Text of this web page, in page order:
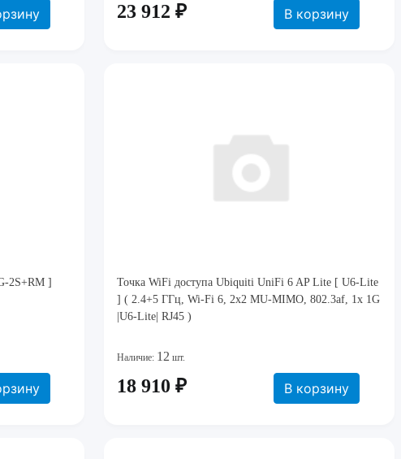
23 912 ₽ В корзину
2S+RM ]
Точка WiFi доступа Ubiquiti UniFi 6 AP Lite [ U6-Lite
] ( 2.4+5 ГГц, Wi-Fi 6, 2х2 MU-MIMO, 802.3af, 1х 1G
|U6-Lite| RJ45 )
Наличие: 12 шт.
18 910 ₽ В корзину